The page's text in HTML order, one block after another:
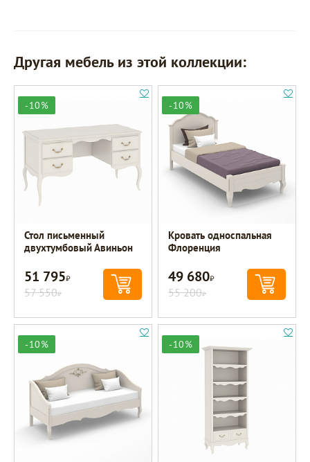
Другая мебель из этой коллекции:
-10%
Стол письменный
двухтумбовый Авиньон
51 795Р
57 550Р
-10%
Кровать односпальная
Флоренция
49 680Р
55 200Р
-10% -10%